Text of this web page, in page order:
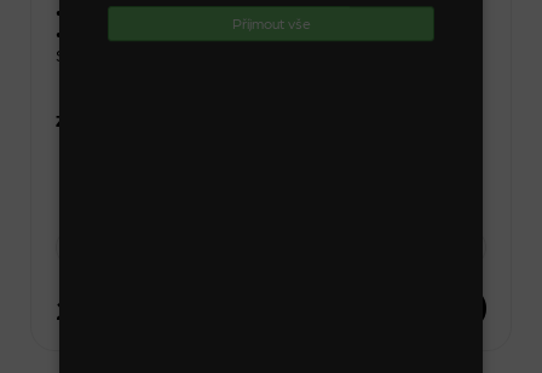
Příjmout vše
• Materiál: polykarbonát
• Šířka: 0,7 cm
Skladem
Zvolte variantu
26 Kč